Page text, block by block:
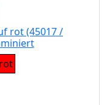
rot (45017 /